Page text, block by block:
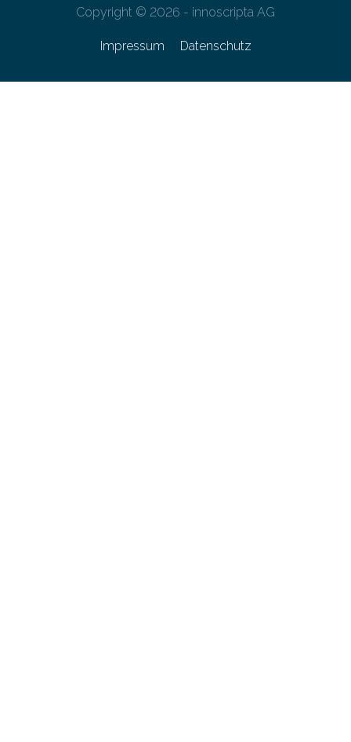
Copyright © 2026 - innoscripta AG
Impressum Datenschutz